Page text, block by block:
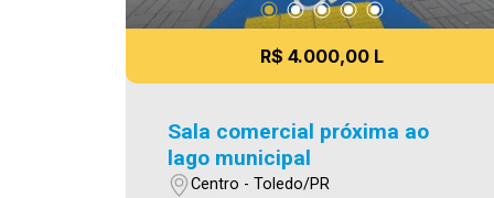
R$ 4.000,00 L
Sala comercial próxima ao
lago municipal
Centro - Toledo/PR